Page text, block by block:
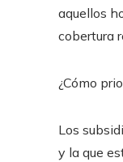
aquellos
cobertura
¿Cómo
Los
y la que